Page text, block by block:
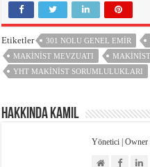
Etiketler 301 NOLU GENEL EMIR
MAKINIST MEVZUATI
YHT MAKINIST SORUMLULUKLARI
Hakkında Kamil
Yönetici |